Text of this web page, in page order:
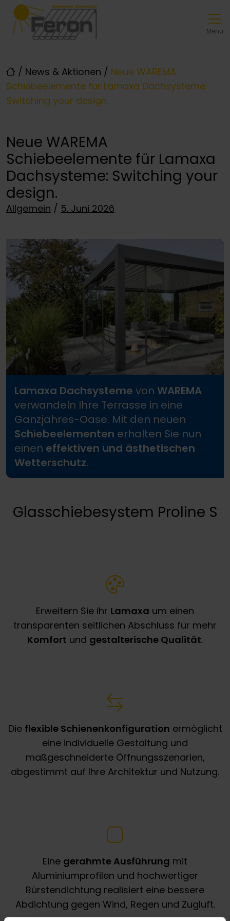
zur Top-Navigation
zur Hauptnavigation
Inhalt springen
zum Footer
Hauptnavigation
Menü
/ News & Aktionen / Neue WAREMA
Schiebeelemente für Lamaxa Dachsysteme:
Switching your design.
Neue WAREMA
Schiebeelemente für Lamaxa
Dachsysteme: Switching your
design.
Allgemein / Posted on
5. Juni 2026
Lamaxa Dachsysteme von WAREMA
verwandeln Ihre Terrasse in eine
Ganzjahres-Oase. Mit den neuen
Schiebeelementen erhalten Sie nun
einen effektiven und ästhetischen
Wetterschutz.
Glasschiebesystem Proline S
Erweitern Sie ihr Lamaxa um einen
transparenten seitlichen Abschluss für mehr
Komfort und gestalterische Qualität.
Die flexible Schienenkonfiguration ermöglicht
eine individuelle Gestaltung und
maßgeschneiderte Öffnungsszenarien,
abgestimmt auf Ihre Architektur und Nutzung.
Eine gerahmte Ausführung mit
Aluminiumprofilen und hochwertiger
Bürstendichtung realisiert eine bessere
Abdichtung gegen Wind, Regen und Zugluft.